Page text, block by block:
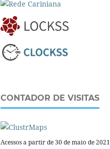
CONTADOR DE VISITAS
Acessos a partir de 30 de maio de 2021